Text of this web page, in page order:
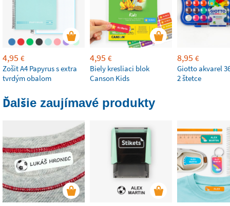
4,95 €
Zošit A4 Papyrus s extra
tvrdým obalom
4,95 €
Biely kresliaci blok
Canson Kids
8,95 €
Giotto akvarel
2 štetce
Ďalšie zaujímavé produkty